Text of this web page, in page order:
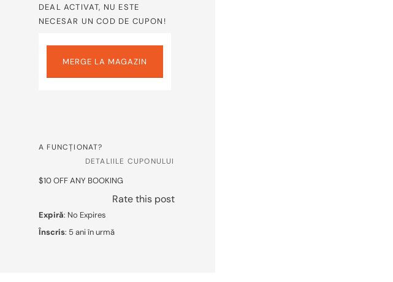
DEAL ACTIVAT, NU ESTE
NECESAR UN COD DE CUPON!
MERGE LA MAGAZIN
A FUNCȚIONAT?
DETALIILE CUPONULUI
$10 OFF ANY BOOKING
Rate this post
Expiră: No Expires
Înscris: 5 ani în urmă